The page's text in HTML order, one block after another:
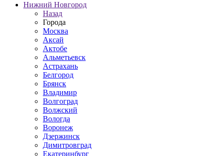
Нижний Новгород
Назад
Города
Москва
Аксай
Актобе
Альметьевск
Астрахань
Белгород
Брянск
Владимир
Волгоград
Волжский
Вологда
Воронеж
Дзержинск
Димитровград
Екатеринбург